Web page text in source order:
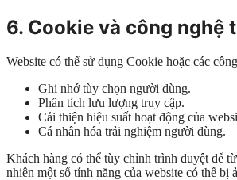
6. Cookie và công nghệ
Website có thể sử dụng Cookie hoặc các
Ghi nhớ tùy chọn người dùng.
Phân tích lưu lượng truy cập.
Cải thiện hiệu suất hoạt động của
Cá nhân hóa trải nghiệm người dùng.
Khách hàng có thể tùy chỉnh trình duyệt để
nhiên một số tính năng của website có thể bị